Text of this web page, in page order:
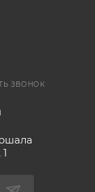
ЗВОНОК